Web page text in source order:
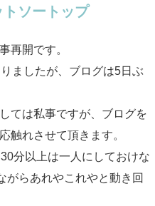
ソートップ
再開です。
ましたが、ブログは5日ぶ
ては私事ですが、ブログを
触れさせて頂きます。
分以上は一人にしておけな
がらあれやこれやと動き回